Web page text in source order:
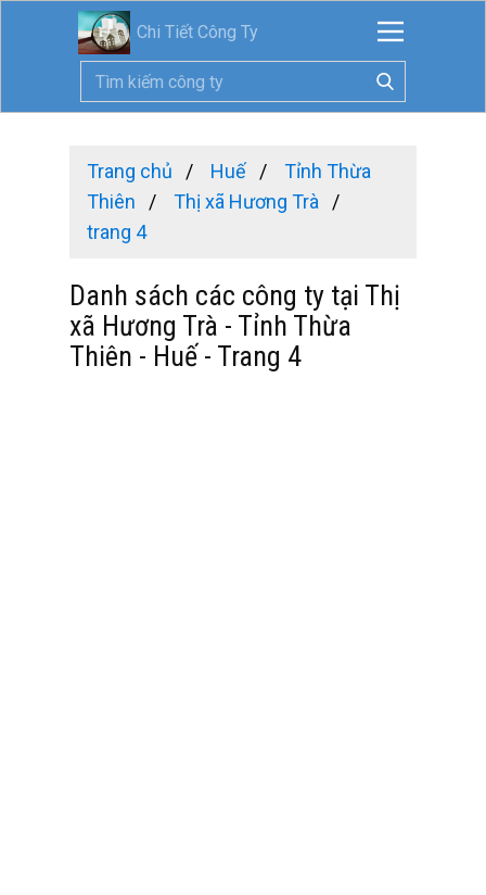
Chi Tiết Công Ty
Trang chủ Huế
Tỉnh Thừa
Thiên
Thị xã Hương Trà
trang 4
Danh sách các công ty tại Thị
xã Hương Trà - Tỉnh Thừa
Thiên - Huế - Trang 4